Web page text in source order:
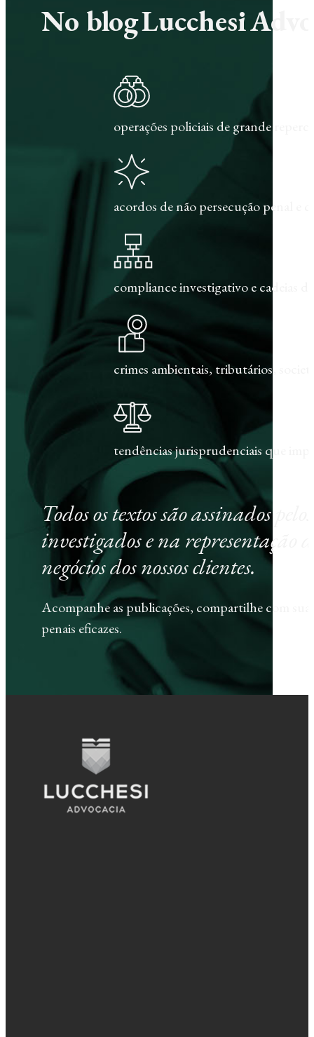
No blog Lucchesi
operações policiais de grande
acordos de não persecução penal e
compliance investigativo e cadeias
crimes ambientais, tributários,
tendências jurisprudenciais que
Todos os textos são assinados
investigados e na representação
negócios dos nossos clientes.
Acompanhe as publicações, compartilhe com
penais eficazes.